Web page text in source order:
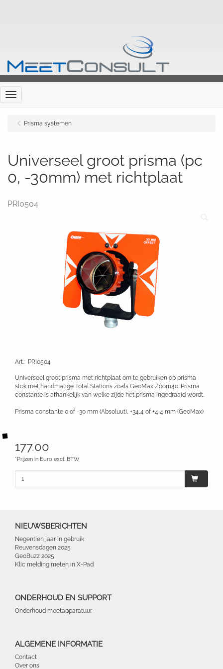
Menu
Prisma systemen
Universeel groot prisma (pc
0, -30mm) met richtplaat
PRI0504
Art.: PRI0504
Universeel groot prisma met richtplaat om te gebruiken op prisma
stok met handmatige Total Stations zoals GeoMax Zoom40. Prisma
constante is afhankelijk van welke zijde het prisma ingedraaid wordt.
Prisma constante 0 of -30 mm (Absoluut), +34,4 of +4,4 mm (GeoMax)
177.00
*Prijzen in Euro excl. BTW
NIEUWSBERICHTEN
Negentien jaar in gebruik
Reuvensdagen 2025
GeoBuzz 2025
Klic melding meten in X-Pad
ONDERHOUD EN SUPPORT
Onderhoud meetapparatuur
ALGEMENE INFORMATIE
Contact
Over ons